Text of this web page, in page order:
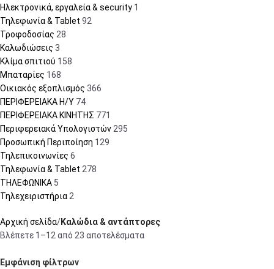
Ηλεκτρονικά, εργαλεία & security 1
Τηλεφωνία & Tablet 92
Τροφοδοσίας 28
Καλωδιώσεις 3
Κλίμα σπιτιού 158
Μπαταρίες 168
Οικιακός εξοπλισμός 366
ΠΕΡΙΦΕΡΕΙΑΚΑ Η/Υ 74
ΠΕΡΙΦΕΡΕΙΑΚΑ ΚΙΝΗΤΗΣ 771
Περιφερειακά Υπολογιστών295
Προσωπική Περιποίηση 129
Τηλεπικοινωνίες 6
Τηλεφωνία & Tablet 278
ΤΗΛΕΦΩΝΙΚΑ 5
Τηλεχειριστήρια2
Αρχική σελίδα Καλώδια & αντάπτορες
Βλέπετε 1–12 από 23 αποτελέσματα
Εμφάνιση φίλτρων